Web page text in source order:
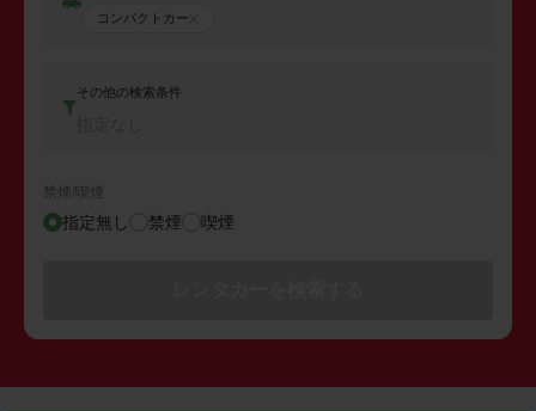
コンパクトカー
その他の検索条件
禁煙/喫煙
指定無し 禁煙 喫煙